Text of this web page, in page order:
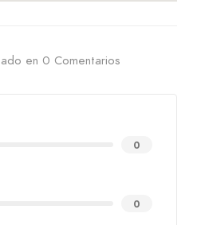
en 0 Comentarios
0
0